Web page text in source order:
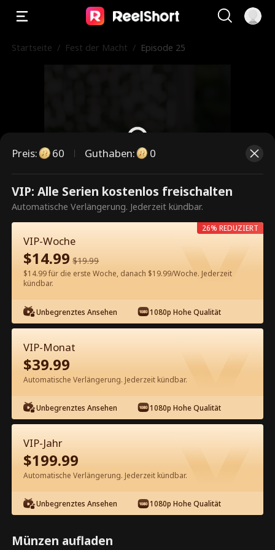
Startseite / Fest der Macht / Episode 25
Dies ist eine kostenpflichtige
Episode. Bitte entsperren, um
60 Jetzt entsperren
Kostenlos in der App ansehen
Episode 25 - Fest der Macht
Kompletter Film
0-49 50-51
25 26 27 28 29
Preis: 60 Guthaben: 0
VIP: Alle Serien kostenlos freischalten
Automatische Verlängerung. Jederzeit kündbar.
VIP-Woche
$14.99 $19.99
$14.99 für die erste Woche, danach $19.99/Woche. Jederzeit
kündbar.
Unbegrenztes Ansehen 1080p Hohe Qualität
26% REDUZIERT
VIP-Monat
$39.99
Automatische Verlängerung. Jederzeit kündbar.
Unbegrenztes Ansehen 1080p Hohe Qualität
VIP-Jahr
$199.99
Automatische Verlängerung. Jederzeit kündbar.
Unbegrenztes Ansehen 1080p Hohe Qualität
Münzen aufladen